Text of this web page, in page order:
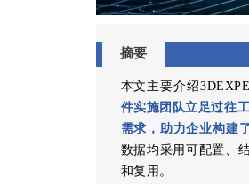
摘要
本文主要介绍
件实施团队立足过往
需求，助力企业构建
数据均采用可配置、
和复用。